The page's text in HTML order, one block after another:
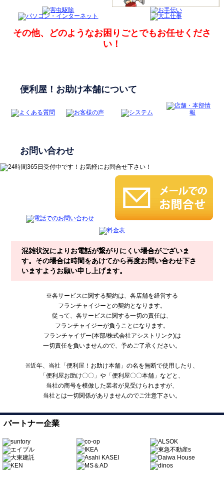
その他、どのようなお困りごとでもお任せくださ
い！
便利屋！お助け本舗について
お問い合わせ
混雑状況によりお電話が繋がりにくい場合がございま
す。その場合は時間をあけてから再度お問い合わせ下さ
いますようお願い申し上げます。
※各サービスに関する契約は、各店舗を経営する
フランチャイジーとの契約となります。
従って、各サービスに関する一切の責任は、
フランチャイジーが負うことになります。
フランチャイザー(本部/株式会社アシストリンク)は
一切責任を負いませんので、予めご了承ください。
※近年、当社「便利屋！お助け本舗」の名を無断で使用したり、
「便利屋お助け〇〇」や「便利屋〇〇本舗」などと、
当社の商号を模倣した業者が見受けられますが、
当社とは一切関係がありませんのでご注意下さい。
パートナー企業